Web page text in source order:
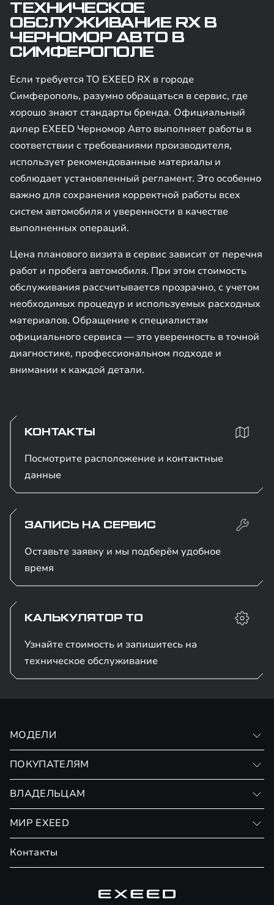
ТЕХНИЧЕСКОЕ
ОБСЛУЖИВАНИЕ RX В
ЧЕРНОМОР АВТО В
СИМФЕРОПОЛЕ
Если требуется ТО EXEED RX в городе
Симферополь, разумно обращаться в сервис, где
хорошо знают стандарты бренда. Официальный
дилер EXEED Черномор Авто выполняет работы в
соответствии с требованиями производителя,
использует рекомендованные материалы и
соблюдает установленный регламент. Это особенно
важно для сохранения корректной работы всех
систем автомобиля и уверенности в качестве
выполненных операций.
Цена планового визита в сервис зависит от перечня
работ и пробега автомобиля. При этом стоимость
обслуживания рассчитывается прозрачно, с учетом
необходимых процедур и используемых расходных
материалов. Обращение к специалистам
официального сервиса — это уверенность в точной
диагностике, профессиональном подходе и
внимании к каждой детали.
КОНТАКТЫ
Посмотрите расположение и контактные
данные
ЗАПИСЬ НА СЕРВИС
Оставьте заявку и мы подберём удобное
время
КАЛЬКУЛЯТОР ТО
Узнайте стоимость и запишитесь на
техническое обслуживание
МОДЕЛИ
TXL
ПОКУПАТЕЛЯМ
Страхование
ВЛАДЕЛЬЦАМ
Официальный сервис
МИР EXEED
Контакты